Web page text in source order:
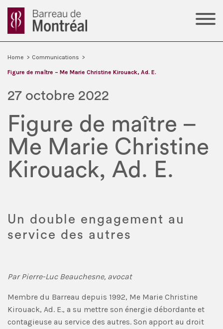
Home > Communications >
Figure de maître – Me Marie Christine Kirouack, Ad. E.
27 octobre 2022
Figure de maître –
Me Marie Christine
Kirouack, Ad. E.
Un double engagement au
service des autres
Par Pierre-Luc Beauchesne, avocat
Membre du Barreau depuis 1992, Me Marie Christine
Kirouack, Ad. E., a su mettre son énergie débordante et
contagieuse au service des autres. Son apport au droit